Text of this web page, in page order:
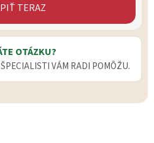
TERAZ
OTÁZKU?
VÁM RADI POMÔŽU.